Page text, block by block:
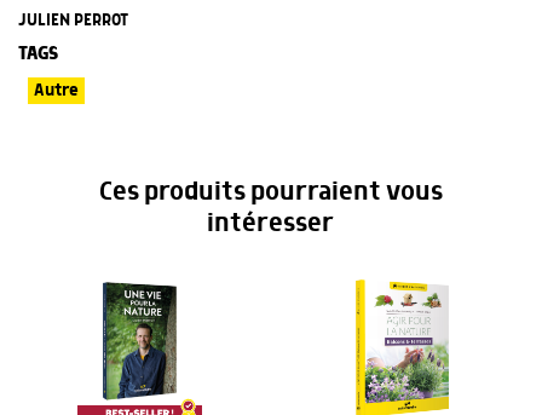
JULIEN PERROT
TAGS
Autre
Ces produits pourraient vous
intéresser